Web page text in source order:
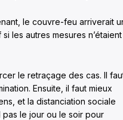
le couvre-feu arriverait
les autres mesures n’étaient
le retraçage des cas. Il
Ensuite, il faut mieux
et la distanciation sociale
pas le jour ou le soir pour